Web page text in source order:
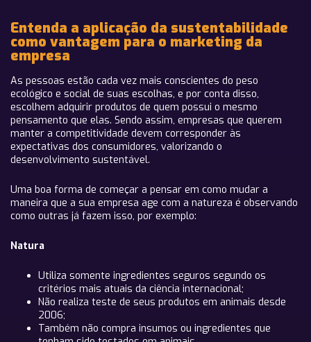
Entenda a aplicação da sustentabilidade
como vantagem para o marketing da
empresa
As pessoas estão cada vez mais conscientes do peso
ecológico e social de suas escolhas, e por conta disso,
escolhem adquirir produtos de quem possui o mesmo
pensamento que elas. Sendo assim, empresas que querem
manter a competitividade devem corresponder às
expectativas dos consumidores, valorizando o
desenvolvimento sustentável.
Uma boa forma de começar a pensar em como mudar a
maneira que a sua empresa age com a natureza é observando
como outras já fazem isso, por exemplo:
Natura
Utiliza somente ingredientes seguros segundo os
critérios mais atuais da ciência internacional;
Não realiza teste de seus produtos em animais desde
2006;
Também não compra insumos ou ingredientes que